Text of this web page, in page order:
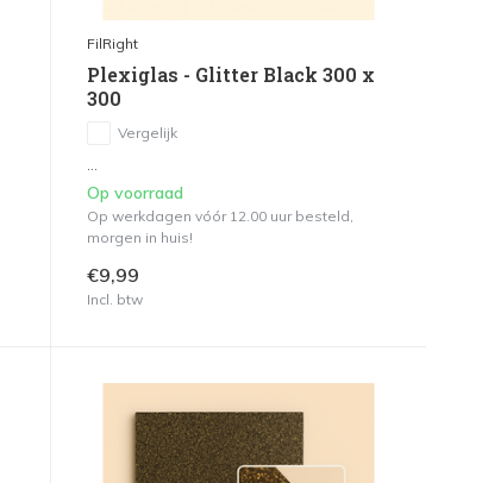
FilRight
Plexiglas - Glitter Black 300 x
300
Vergelijk
...
Op voorraad
Op werkdagen vóór 12.00 uur besteld,
morgen in huis!
€9,99
Incl. btw